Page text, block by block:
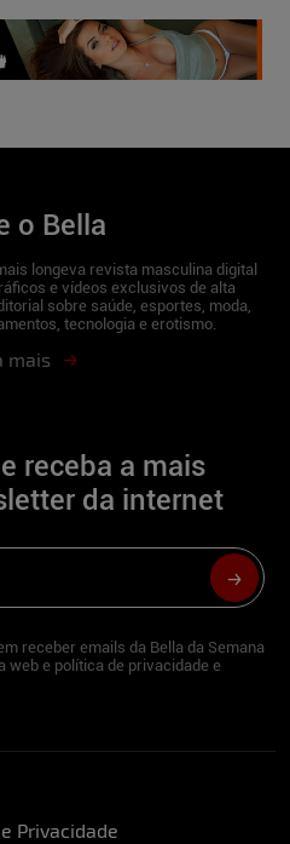
o Bella
longeva revista masculina digital
e vídeos exclusivos de alta
sobre saúde, esportes, moda,
tecnologia e erotismo.
mais
Privacidade
receba a mais
da internet
receber emails da Bella da Semana
web e política de privacidade e